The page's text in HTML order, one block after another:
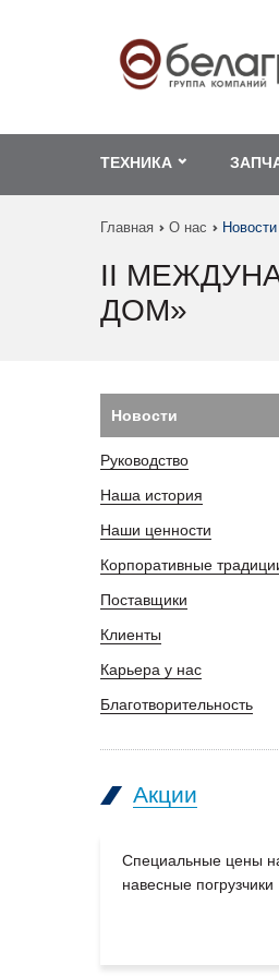
ТЕХНИКА
Главная О нас Новости
II
ДОМ»
Новости
Руководство
Наша история
Наши ценности
Корпоративные
Поставщики
Клиенты
Карьера у нас
Благотворительность
Акции
Специальные цены
навесные погрузчики